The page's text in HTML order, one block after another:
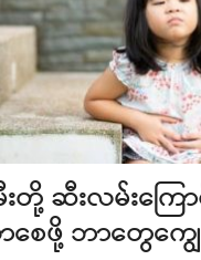
းတို့ ဆီးလမ်းကြော
ေဖို့ ဘာတွေကျွ